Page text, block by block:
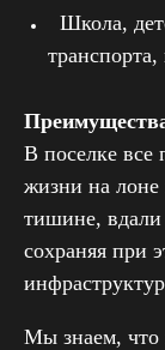
Школа,
В поселке все
жизни на лоне
тишине,
сохраняя при
Мы знаем, что